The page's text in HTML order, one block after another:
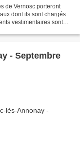
de Vernosc porteront
dont ils sont chargés.
vestimentaires sont
- Septembre